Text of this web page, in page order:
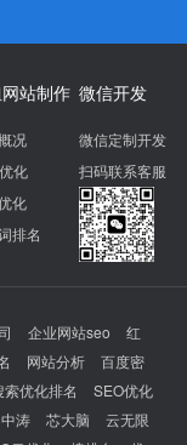
站制作
况
化
化
排名
微信开发
微信定制开发
扫码联系客服
企业网站seo
红
网站分析
百度密
索优化排名
SEO优化
中涛 芯大脑
云无限